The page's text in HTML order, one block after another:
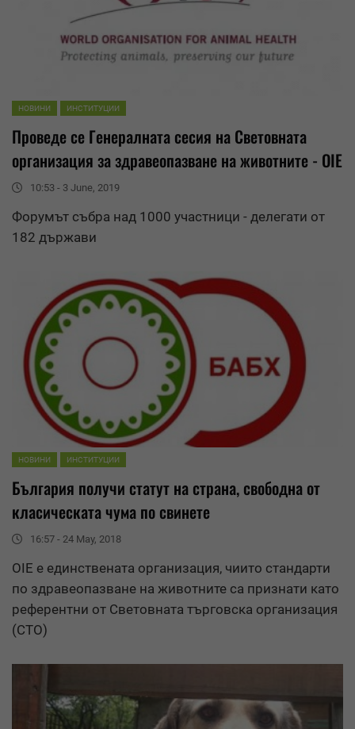
НОВИНИ ИНСТИТУЦИИ
Проведе се Генералната сесия на Световната
организация за здравеопазване на животните - OIE
10:53 - 3 June, 2019
Форумът събра над 1000 участници - делегати от
182 държави
НОВИНИ ИНСТИТУЦИИ
България получи статут на страна, свободна от
класическата чума по свинете
16:57 - 24 May, 2018
ОIE е единствената организация, чиито стандарти
по здравеопазване на животните са признати като
референтни от Световната търговска организация
(СТО)